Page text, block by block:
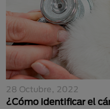
28 Octubre, 2022
¿Cómo identificar el